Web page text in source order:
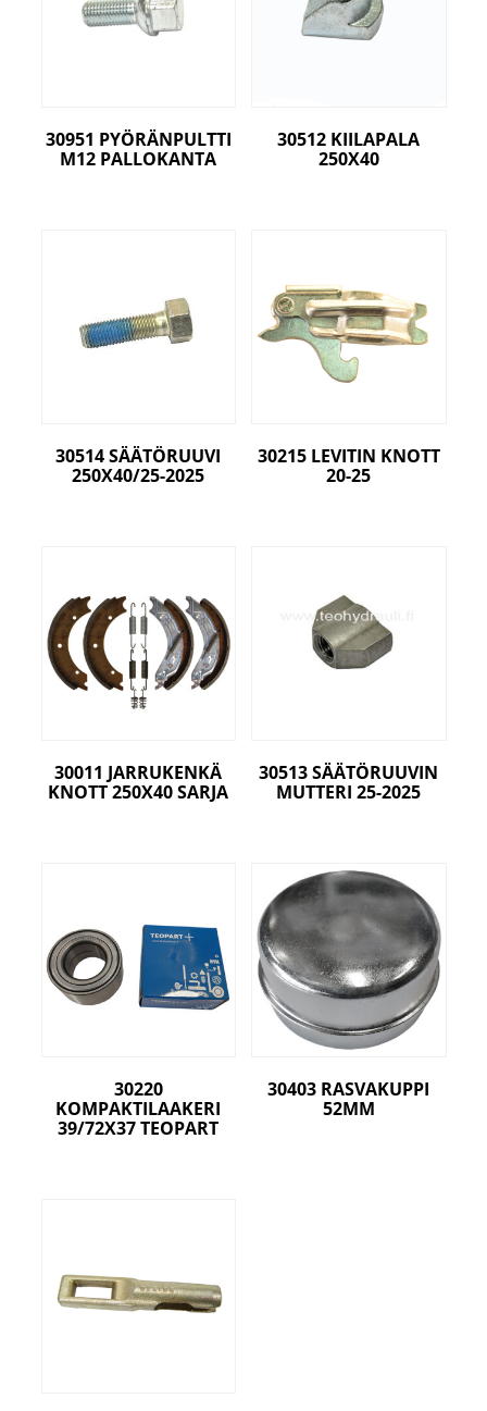
30951 PYÖRÄNPULTTI
M12 PALLOKANTA
30512 KIILAPALA
250X40
30514 SÄÄTÖRUUVI
250X40/25-2025
30215 LEVITIN KNOTT
20-25
30011 JARRUKENKÄ
KNOTT 250X40 SARJA
30513 SÄÄTÖRUUVIN
MUTTERI 25-2025
30220
KOMPAKTILAAKERI
39/72X37 TEOPART
30403 RASVAKUPPI
52MM